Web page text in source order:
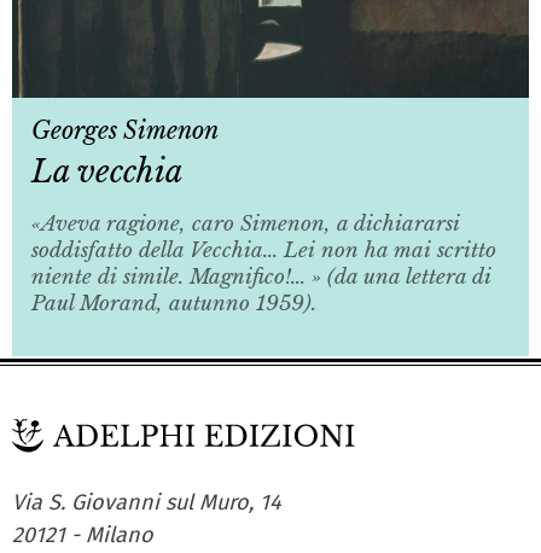
Georges Simenon
La vecchia
«Aveva ragione, caro Simenon, a dichiararsi
soddisfatto della Vecchia... Lei non ha mai scritto
niente di simile. Magnifico!... » (da una lettera di
Paul Morand, autunno 1959).
Via S. Giovanni sul Muro, 14
20121 - Milano